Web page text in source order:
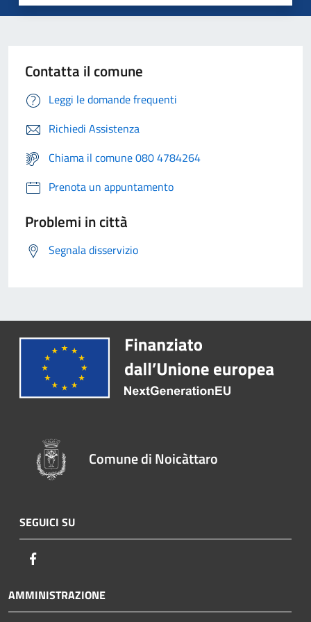
Contatta il comune
Leggi le domande frequenti
Richiedi Assistenza
Chiama il comune 080 4784264
Prenota un appuntamento
Problemi in città
Segnala disservizio
Comune di Noicàttaro
SEGUICI SU
AMMINISTRAZIONE